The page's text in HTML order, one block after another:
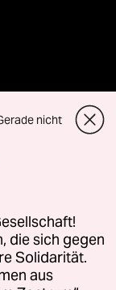
für Genehmigungen
Richtlinien
nicht
die sich gegen
Solidarität.
aus